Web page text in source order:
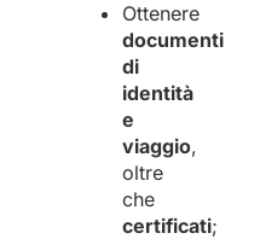
Ottenere
documenti
di
identità
e
viaggio,
oltre
che
certificati;